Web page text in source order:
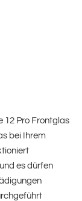
12 Pro Frontglas
bei Ihrem
es dürfen